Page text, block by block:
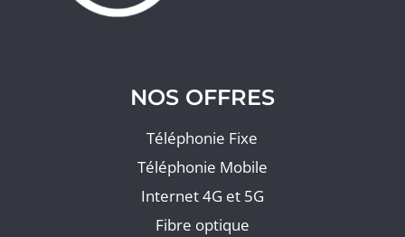
NOS OFFRES
Téléphonie Fixe
Téléphonie Mobile
Internet 4G et 5G
Fibre optique